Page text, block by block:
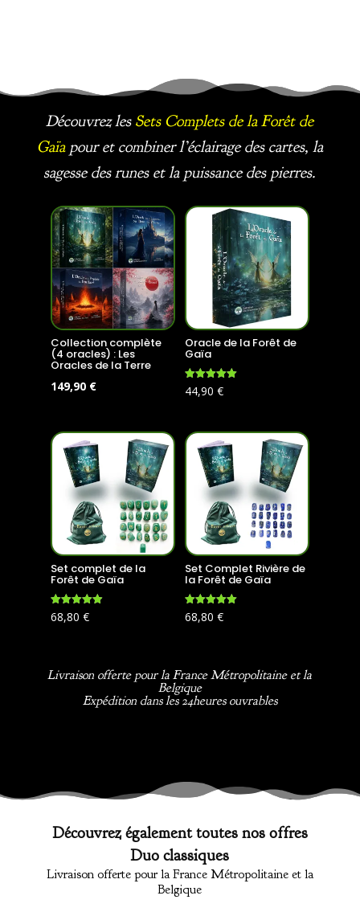
Découvrez les Sets Complets de la Forêt de
Gaïapour et combiner l’éclairage des cartes, la
sagesse des runes et la puissance des pierres.
Collection complète
(4 oracles) : Les
Oracles de la Terre
Le
était :
179,60 €.
149,90 €Le
est :
149,90 €.
Oracle de la Forêt de
Gaïa
Note
4.99
44,90€
Set complet de la
Forêt de Gaïa
Note
4.96
68,80 €
Set Complet Rivière de
la Forêt de Gaïa
Note
5.00
68,80€
Livraison offerte pour la France Métropolitaine et la
Belgique
Expédition dans les 24heures ouvrables
Découvrez également toutes nos offres
Duo classiques
Livraison offerte pour la France Métropolitaine et la
Belgique